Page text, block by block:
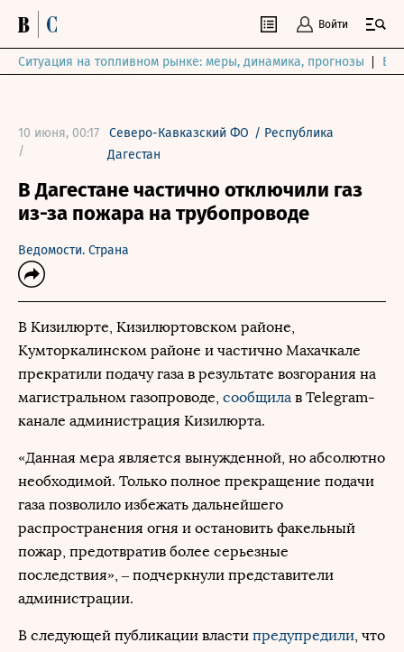
Войти
Ситуация на топливном рынке: меры, динамика, прогнозы
10 июня, 00:17
/
Северо-Кавказский ФО / Республика
Дагестан
В Дагестане частично отключили газ
из-за пожара на трубопроводе
Ведомости. Страна
В Кизилюрте, Кизилюртовском районе,
Кумторкалинском районе и частично Махачкале
прекратили подачу газа в результате возгорания на
магистральном газопроводе, сообщила в Telegram-
канале администрация Кизилюрта.
«Данная мера является вынужденной, но абсолютно
необходимой. Только полное прекращение подачи
газа позволило избежать дальнейшего
распространения огня и остановить факельный
пожар, предотвратив более серьезные
последствия», – подчеркнули представители
администрации.
В следующей публикации власти предупредили, что